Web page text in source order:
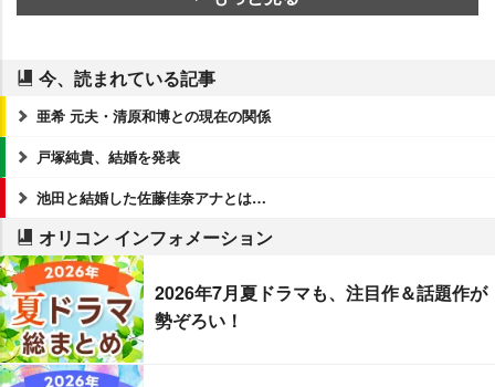
今、読まれている記事
亜希 元夫・清原和博との現在の関係
戸塚純貴、結婚を発表
池田と結婚した佐藤佳奈アナとは…
オリコン インフォメーション
2026年7月夏ドラマも、注目作＆話題作が
勢ぞろい！